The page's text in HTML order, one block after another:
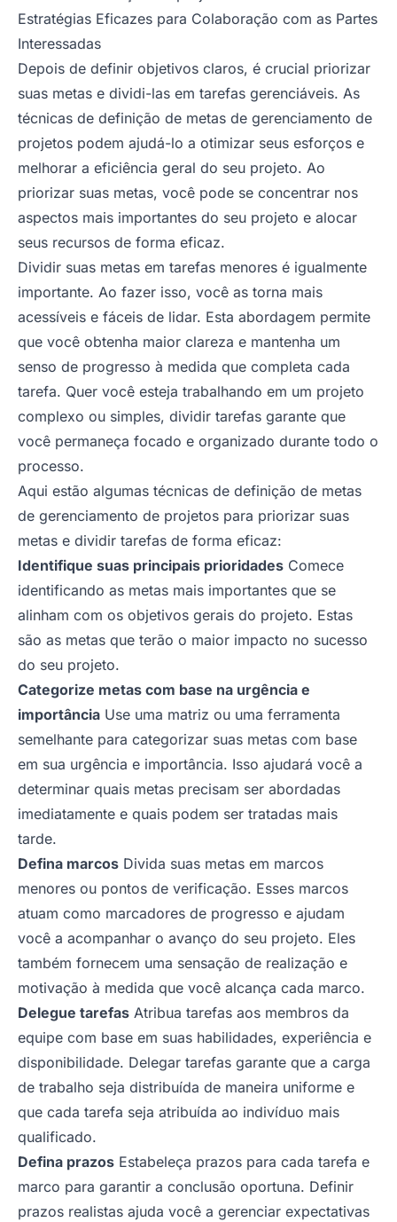
Estratégias Eficazes para Colaboração com as Partes
Interessadas
Depois de definir objetivos claros, é crucial priorizar
suas metas e dividi-las em tarefas gerenciáveis. As
técnicas de definição de metas de gerenciamento de
projetos podem ajudá-lo a otimizar seus esforços e
melhorar a eficiência geral do seu projeto. Ao
priorizar suas metas, você pode se concentrar nos
aspectos mais importantes do seu projeto e alocar
seus recursos de forma eficaz.
Dividir suas metas em tarefas menores é igualmente
importante. Ao fazer isso, você as torna mais
acessíveis e fáceis de lidar. Esta abordagem permite
que você obtenha maior clareza e mantenha um
senso de progresso à medida que completa cada
tarefa. Quer você esteja trabalhando em um projeto
complexo ou simples, dividir tarefas garante que
você permaneça focado e organizado durante todo o
processo.
Aqui estão algumas técnicas de definição de metas
de gerenciamento de projetos para priorizar suas
metas e dividir tarefas de forma eficaz:
Identifique suas principais prioridades Comece
identificando as metas mais importantes que se
alinham com os objetivos gerais do projeto. Estas
são as metas que terão o maior impacto no sucesso
do seu projeto.
Categorize metas com base na urgência e
importância Use uma matriz ou uma ferramenta
semelhante para categorizar suas metas com base
em sua urgência e importância. Isso ajudará você a
determinar quais metas precisam ser abordadas
imediatamente e quais podem ser tratadas mais
tarde.
Defina marcos Divida suas metas em marcos
menores ou pontos de verificação. Esses marcos
atuam como marcadores de progresso e ajudam
você a acompanhar o avanço do seu projeto. Eles
também fornecem uma sensação de realização e
motivação à medida que você alcança cada marco.
Delegue tarefas Atribua tarefas aos membros da
equipe com base em suas habilidades, experiência e
disponibilidade. Delegar tarefas garante que a carga
de trabalho seja distribuída de maneira uniforme e
que cada tarefa seja atribuída ao indivíduo mais
qualificado.
Defina prazos Estabeleça prazos para cada tarefa e
marco para garantir a conclusão oportuna. Definir
prazos realistas ajuda você a gerenciar expectativas